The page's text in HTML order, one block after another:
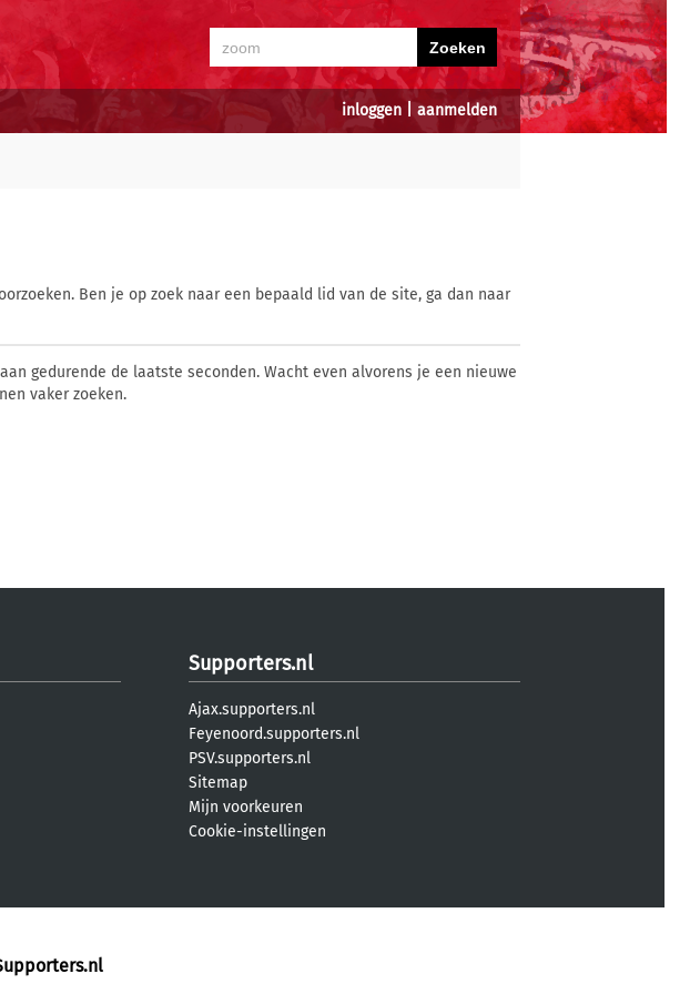
inloggen aanmelden
Ben je op zoek naar een bepaald lid van de site, ga dan naar
gedurende de laatste seconden. Wacht even alvorens je een nieuwe
vaker zoeken.
Supporters.nl
Ajax.supporters.nl
Feyenoord.supporters.nl
PSV.supporters.nl
Sitemap
Mijn voorkeuren
Cookie-instellingen